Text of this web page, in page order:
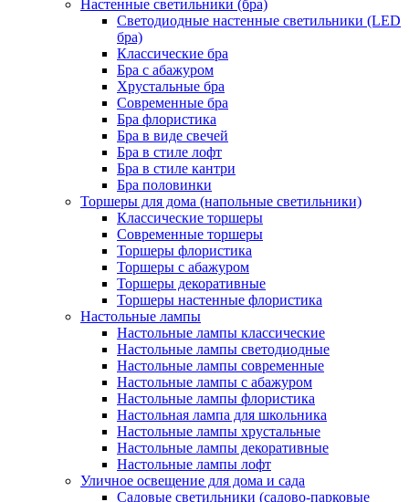
Настенные светильники (бра)
Светодиодные настенные светильники (LED
бра)
Классические бра
Бра с абажуром
Хрустальные бра
Современные бра
Бра флористика
Бра в виде свечей
Бра в стиле лофт
Бра в стиле кантри
Бра половинки
Торшеры для дома (напольные светильники)
Классические торшеры
Современные торшеры
Торшеры флористика
Торшеры с абажуром
Торшеры декоративные
Торшеры настенные флористика
Настольные лампы
Настольные лампы классические
Настольные лампы светодиодные
Настольные лампы современные
Настольные лампы с абажуром
Настольные лампы флористика
Настольная лампа для школьника
Настольные лампы хрустальные
Настольные лампы декоративные
Настольные лампы лофт
Уличное освещение для дома и сада
Садовые светильники (садово-парковые